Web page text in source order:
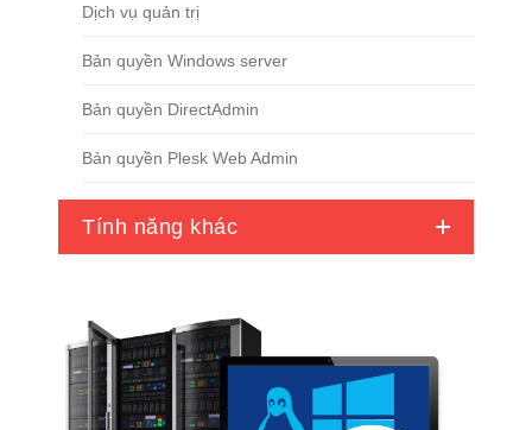
Dịch vụ quản trị
Bản quyền Windows server
Bản quyền DirectAdmin
Bản quyền Plesk Web Admin
Tính năng khác